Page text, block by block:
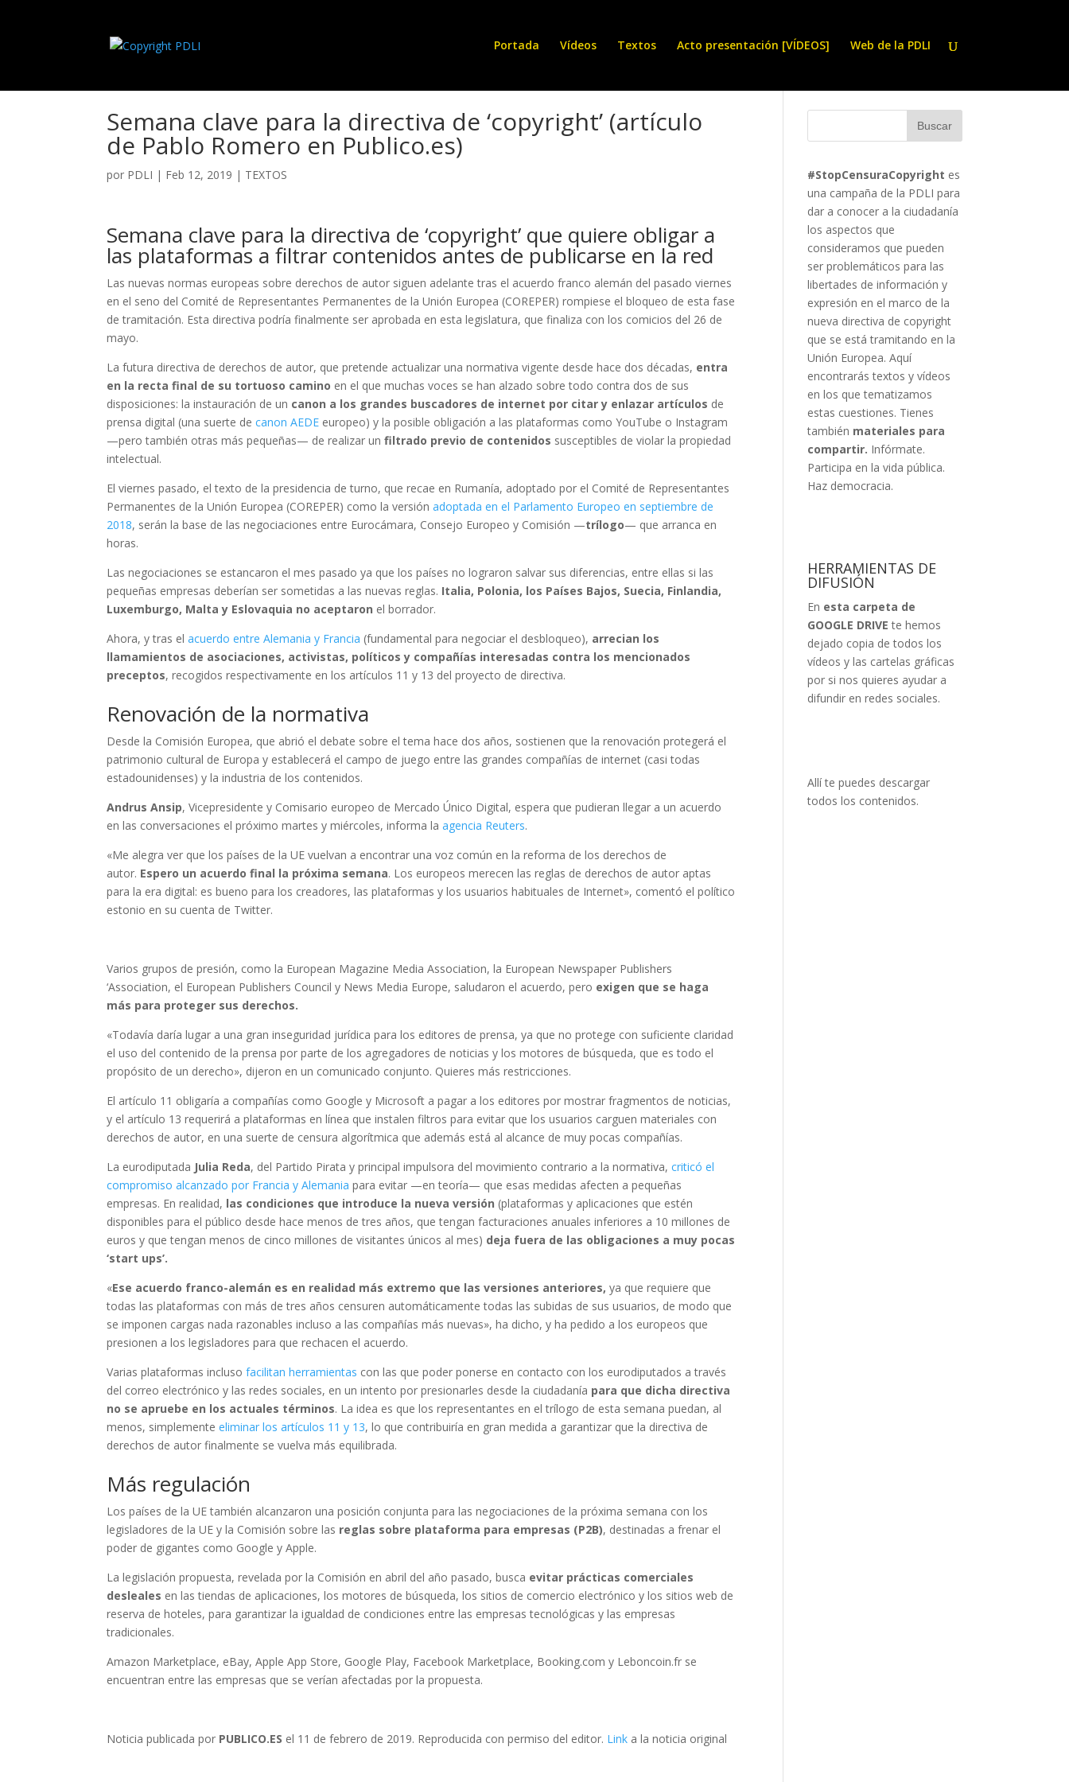
Portada Vídeos Textos Acto presentación [VÍDEOS] Web de la PDLI
Semana clave para la directiva de ‘copyright’ (artículo
de Pablo Romero en Publico.es)
por PDLI | Feb 12, 2019 | TEXTOS
Semana clave para la directiva de ‘copyright’ que quiere obligar a
las plataformas a filtrar contenidos antes de publicarse en la red
Las nuevas normas europeas sobre derechos de autor siguen adelante tras el acuerdo franco alemán del pasado viernes
en el seno del Comité de Representantes Permanentes de la Unión Europea (COREPER) rompiese el bloqueo de esta fase
de tramitación. Esta directiva podría finalmente ser aprobada en esta legislatura, que finaliza con los comicios del 26 de
mayo.
La futura directiva de derechos de autor, que pretende actualizar una normativa vigente desde hace dos décadas, entra
en la recta final de su tortuoso camino en el que muchas voces se han alzado sobre todo contra dos de sus
disposiciones: la instauración de un canon a los grandes buscadores de internet por citar y enlazar artículos de
prensa digital (una suerte decanon AEDE europeo) y la posible obligación a las plataformas como YouTube o Instagram
—pero también otras más pequeñas— de realizar un filtrado previo de contenidos susceptibles de violar la propiedad
intelectual.
El viernes pasado, el texto de la presidencia de turno, que recae en Rumanía, adoptado por el Comité de Representantes
Permanentes de la Unión Europea (COREPER) como la versiónadoptada en el Parlamento Europeo en septiembre de
2018, serán la base de las negociaciones entre Eurocámara, Consejo Europeo y Comisión —trílogo— que arranca en
horas.
Las negociaciones se estancaron el mes pasado ya que los países no lograron salvar sus diferencias, entre ellas si las
pequeñas empresas deberían ser sometidas a las nuevas reglas. Italia, Polonia, los Países Bajos, Suecia, Finlandia,
Luxemburgo, Malta y Eslovaquia no aceptaron el borrador.
Ahora, y tras elacuerdo entre Alemania y Francia (fundamental para negociar el desbloqueo), arrecian los
llamamientos de asociaciones, activistas, políticos y compañías interesadas contra los mencionados
preceptos, recogidos respectivamente en los artículos 11 y 13 del proyecto de directiva.
Renovación de la normativa
Desde la Comisión Europea, que abrió el debate sobre el tema hace dos años, sostienen que la renovación protegerá el
patrimonio cultural de Europa y establecerá el campo de juego entre las grandes compañías de internet (casi todas
estadounidenses) y la industria de los contenidos.
Andrus Ansip, Vicepresidente y Comisario europeo de Mercado Único Digital, espera que pudieran llegar a un acuerdo
en las conversaciones el próximo martes y miércoles, informa laagencia Reuters.
«Me alegra ver que los países de la UE vuelvan a encontrar una voz común en la reforma de los derechos de
autor. Espero un acuerdo final la próxima semana. Los europeos merecen las reglas de derechos de autor aptas
para la era digital: es bueno para los creadores, las plataformas y los usuarios habituales de Internet», comentó el político
estonio en su cuenta de Twitter.
Varios grupos de presión, como la European Magazine Media Association, la European Newspaper Publishers
‘Association, el European Publishers Council y News Media Europe, saludaron el acuerdo, pero exigen que se haga
más para proteger sus derechos.
«Todavía daría lugar a una gran inseguridad jurídica para los editores de prensa, ya que no protege con suficiente claridad
el uso del contenido de la prensa por parte de los agregadores de noticias y los motores de búsqueda, que es todo el
propósito de un derecho», dijeron en un comunicado conjunto. Quieres más restricciones.
El artículo 11 obligaría a compañías como Google y Microsoft a pagar a los editores por mostrar fragmentos de noticias,
y el artículo 13 requerirá a plataformas en línea que instalen filtros para evitar que los usuarios carguen materiales con
derechos de autor, en una suerte de censura algorítmica que además está al alcance de muy pocas compañías.
La eurodiputada Julia Reda, del Partido Pirata y principal impulsora del movimiento contrario a la normativa, criticó el
compromiso alcanzado por Francia y Alemania para evitar —en teoría— que esas medidas afecten a pequeñas
empresas. En realidad, las condiciones que introduce la nueva versión (plataformas y aplicaciones que estén
disponibles para el público desde hace menos de tres años, que tengan facturaciones anuales inferiores a 10 millones de
euros y que tengan menos de cinco millones de visitantes únicos al mes) deja fuera de las obligaciones a muy pocas
‘start ups’.
«Ese acuerdo franco-alemán es en realidad más extremo que las versiones anteriores, ya que requiere que
todas las plataformas con más de tres años censuren automáticamente todas las subidas de sus usuarios, de modo que
se imponen cargas nada razonables incluso a las compañías más nuevas», ha dicho, y ha pedido a los europeos que
presionen a los legisladores para que rechacen el acuerdo.
Varias plataformas inclusofacilitan herramientas con las que poder ponerse en contacto con los eurodiputados a través
del correo electrónico y las redes sociales, en un intento por presionarles desde la ciudadanía para que dicha directiva
no se apruebe en los actuales términos. La idea es que los representantes en el trílogo de esta semana puedan, al
menos, simplementeeliminar los artículos 11 y 13, lo que contribuiría en gran medida a garantizar que la directiva de
derechos de autor finalmente se vuelva más equilibrada.
Más regulación
Los países de la UE también alcanzaron una posición conjunta para las negociaciones de la próxima semana con los
legisladores de la UE y la Comisión sobre las reglas sobre plataforma para empresas (P2B), destinadas a frenar el
poder de gigantes como Google y Apple.
La legislación propuesta, revelada por la Comisión en abril del año pasado, busca evitar prácticas comerciales
desleales en las tiendas de aplicaciones, los motores de búsqueda, los sitios de comercio electrónico y los sitios web de
reserva de hoteles, para garantizar la igualdad de condiciones entre las empresas tecnológicas y las empresas
tradicionales.
Amazon Marketplace, eBay, Apple App Store, Google Play, Facebook Marketplace, Booking.com y Leboncoin.fr se
encuentran entre las empresas que se verían afectadas por la propuesta.
Noticia publicada por PUBLICO.ES el 11 de febrero de 2019. Reproducida con permiso del editor. Link a la noticia original
#StopCensuraCopyright es
una campaña de la PDLI para
dar a conocer a la ciudadanía
los aspectos que
consideramos que pueden
ser problemáticos para las
libertades de información y
expresión en el marco de la
nueva directiva de copyright
que se está tramitando en la
Unión Europea. Aquí
encontrarás textos y vídeos
en los que tematizamos
estas cuestiones. Tienes
también materiales para
compartir. Infórmate.
Participa en la vida pública.
Haz democracia.
HERRAMIENTAS DE
DIFUSIÓN
En esta carpeta de
GOOGLE DRIVE te hemos
dejado copia de todos los
vídeos y las cartelas gráficas
por si nos quieres ayudar a
difundir en redes sociales.
Allí te puedes descargar
todos los contenidos.